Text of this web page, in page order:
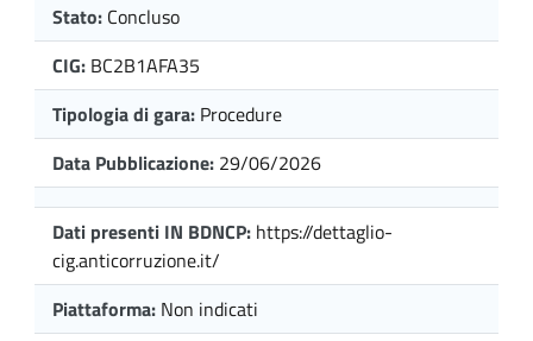
Stato: Concluso
CIG: BC2B1AFA35
Tipologia di gara: Procedure
Data Pubblicazione: 29/06/2026
Dati presenti IN BDNCP: https://dettaglio-
cig.anticorruzione.it/
Piattaforma: Non indicati